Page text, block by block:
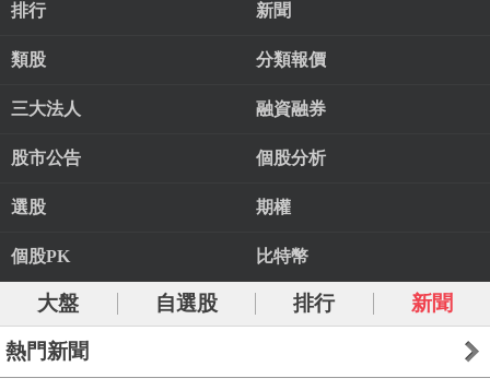
排行 新聞
類股 分類報價
三大法人 融資融券
股市公告 個股分析
選股 期權
個股PK 比特幣
大盤 自選股 排行 新聞
熱門新聞